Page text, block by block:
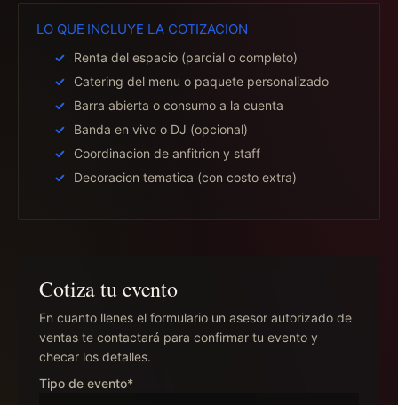
LO QUE INCLUYE LA COTIZACION
Renta del espacio (parcial o completo)
Catering del menu o paquete personalizado
Barra abierta o consumo a la cuenta
Banda en vivo o DJ (opcional)
Coordinacion de anfitrion y staff
Decoracion tematica (con costo extra)
Cotiza tu evento
En cuanto llenes el formulario un asesor autorizado de
ventas te contactará para confirmar tu evento y
checar los detalles.
Tipo de evento*